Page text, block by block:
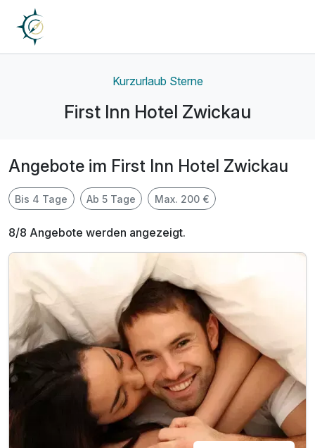
Kurzurlaub Sterne
First Inn Hotel Zwickau
Angebote im First Inn Hotel Zwickau
Bis 4 Tage Ab 5 Tage Max. 200 €
8/8 Angebote werden angezeigt.